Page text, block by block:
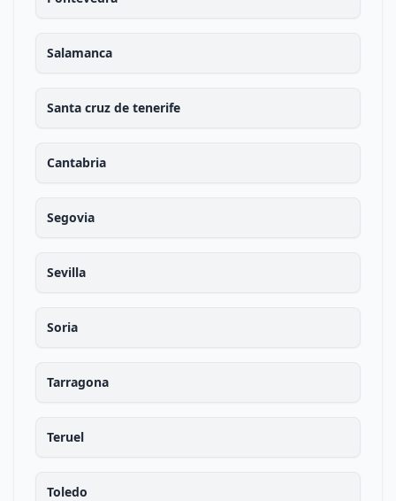
Salamanca
Santa cruz de tenerife
Cantabria
Segovia
Sevilla
Soria
Tarragona
Teruel
Toledo